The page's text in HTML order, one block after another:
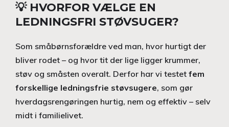
💡 HVORFOR VÆLGE EN
LEDNINGSFRI STØVSUGER?
Som småbørnsforældre ved man, hvor hurtigt der
bliver rodet – og hvor tit der lige ligger krummer,
støv og småsten overalt. Derfor har vi testet fem
forskellige ledningsfrie støvsugere, som gør
hverdagsrengøringen hurtig, nem og effektiv – selv
midt i familielivet.